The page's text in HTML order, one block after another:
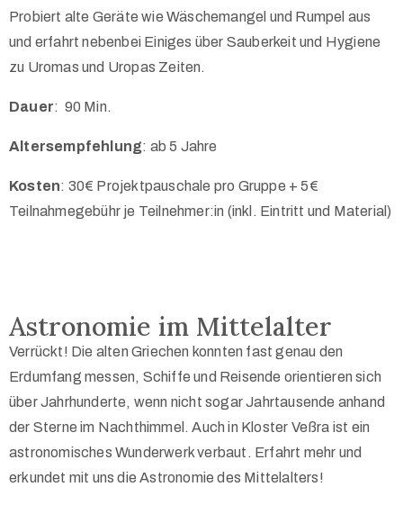
Probiert alte Geräte wie Wäschemangel und Rumpel aus
und erfahrt nebenbei Einiges über Sauberkeit und Hygiene
zu Uromas und Uropas Zeiten.
Dauer: 90 Min.
Altersempfehlung: ab 5 Jahre
Kosten: 30€ Projektpauschale pro Gruppe + 5€
Teilnahmegebühr je Teilnehmer:in (inkl. Eintritt und Material)
Astronomie im Mittelalter
Verrückt! Die alten Griechen konnten fast genau den
Erdumfang messen, Schiffe und Reisende orientieren sich
über Jahrhunderte, wenn nicht sogar Jahrtausende anhand
der Sterne im Nachthimmel. Auch in Kloster Veßra ist ein
astronomisches Wunderwerk verbaut. Erfahrt mehr und
erkundet mit uns die Astronomie des Mittelalters!